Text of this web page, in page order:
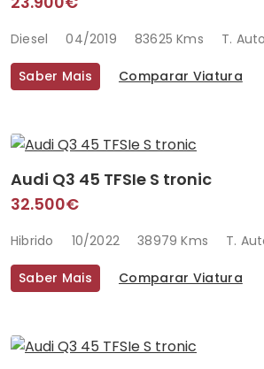
Diesel 04/2019 83625 Kms T.
Saber Mais Comparar Viatura
Audi Q3 45 TFSIe S tronic
32.500€
Hibrido 10/2022 38979 Kms T.
Saber Mais Comparar Viatura